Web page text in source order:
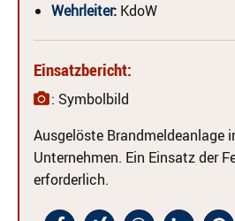
Wehrleiter: KdoW
Einsatzbericht:
: Symbolbild
Ausgelöste Brandmeldeanlage
Unternehmen. Ein Einsatz der
erforderlich.